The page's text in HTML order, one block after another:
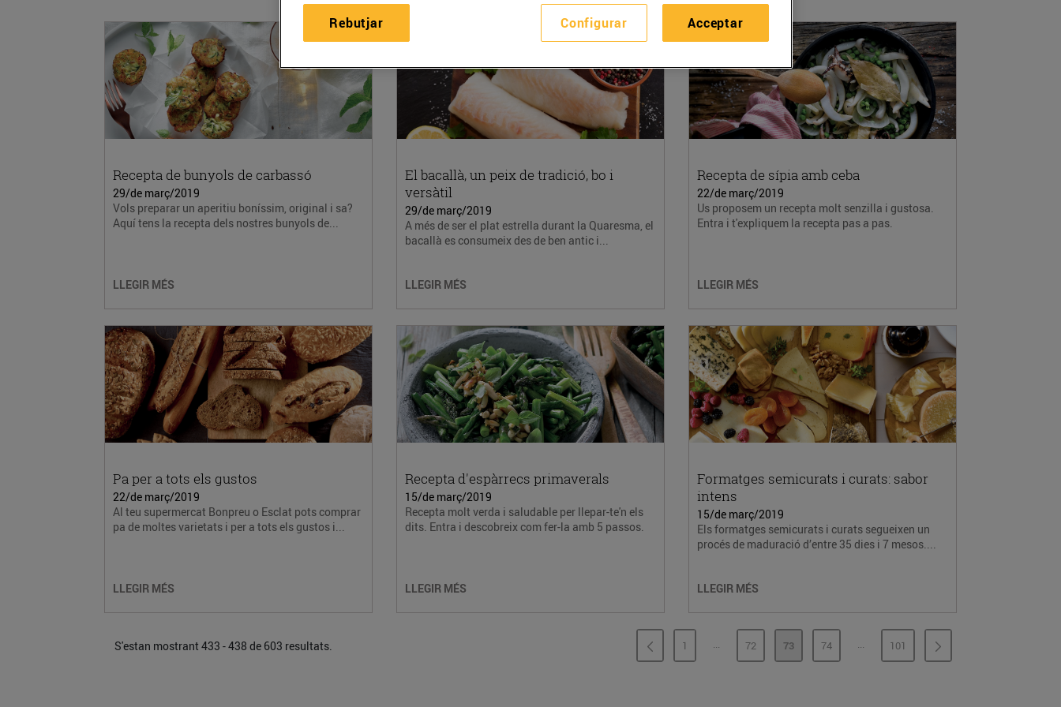
Recepta de bunyols de carbassó
29/de març/2019
Vols preparar un aperitiu boníssim, original i sa?
Aquí tens la recepta dels nostres bunyols de...
LLEGIR MÉS
El bacallà, un peix de tradició, bo i
versàtil
29/de març/2019
A més de ser el plat estrella durant la Quaresma, el
bacallà es consumeix des de ben antic i...
LLEGIR MÉS
Recepta de sípia amb ceba
22/de març/2019
Us proposem un recepta molt senzilla i gustosa.
Entra i t'expliquem la recepta pas a pas.
LLEGIR MÉS
Pa per a tots els gustos
22/de març/2019
Al teu supermercat Bonpreu o Esclat pots comprar
pa de moltes varietats i per a tots els gustos i...
LLEGIR MÉS
Recepta d'espàrrecs primaverals
15/de març/2019
Recepta molt verda i saludable per llepar-te'n els
dits. Entra i descobreix com fer-la amb 5 passos.
LLEGIR MÉS
Formatges semicurats i curats: sabor
intens
15/de març/2019
Els formatges semicurats i curats segueixen un
procés de maduració d’entre 35 dies i 7 mesos....
LLEGIR MÉS
S'estan mostrant 433 - 438 de 603 resultats. PÀGINA
1 ...PÀGINES INTERMÈDIES
PÀGINA
72 PÀGINA
73 PÀGINA
74 ...PÀGINES INTERMÈDIES
PÀGINA
101
Configurar
Rebutjar Acceptar